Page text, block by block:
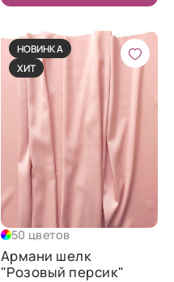
НОВИНКА
ХИТ
50 цветов
Армани шелк
"Розовый персик"